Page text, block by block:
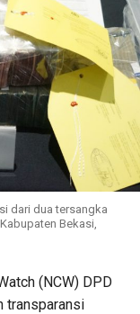
dari dua tersangka
Bekasi,
(NCW) DPD
transparansi